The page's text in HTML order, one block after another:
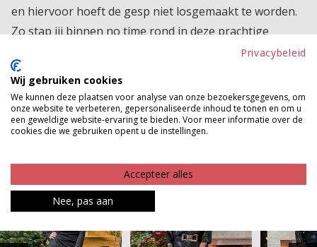
en hiervoor hoeft de gesp niet losgemaakt te worden.
Zo stap jij binnen no time rond in deze prachtige
Product kenmerken
Betaalinformatie
Privacybeleid
Wij gebruiken cookies
We kunnen deze plaatsen voor analyse van onze bezoekersgegevens, om
onze website te verbeteren, gepersonaliseerde inhoud te tonen en om u
een geweldige website-ervaring te bieden. Voor meer informatie over de
cookies die we gebruiken opent u de instellingen.
Accepteer alles
Nee, pas aan